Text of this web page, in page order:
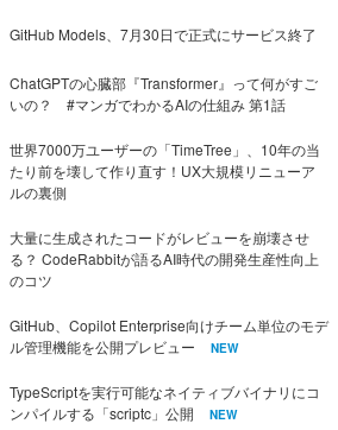
GitHub Models、7月30日で正式にサービス終了
ChatGPTの心臓部『Transformer』って何がすご
いの？ #マンガでわかるAIの仕組み 第1話
世界7000万ユーザーの「TimeTree」、10年の当
たり前を壊して作り直す！UX大規模リニューア
ルの裏側
大量に生成されたコードがレビューを崩壊させ
る？ CodeRabbitが語るAI時代の開発生産性向上
のコツ
GitHub、Copilot Enterprise向けチーム単位のモデ
ル管理機能を公開プレビュー
NEW
TypeScriptを実行可能なネイティブバイナリにコ
ンパイルする「scriptc」公開
NEW